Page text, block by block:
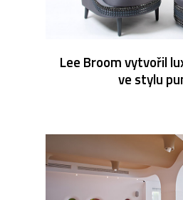
Lee Broom vytvořil
ve stylu